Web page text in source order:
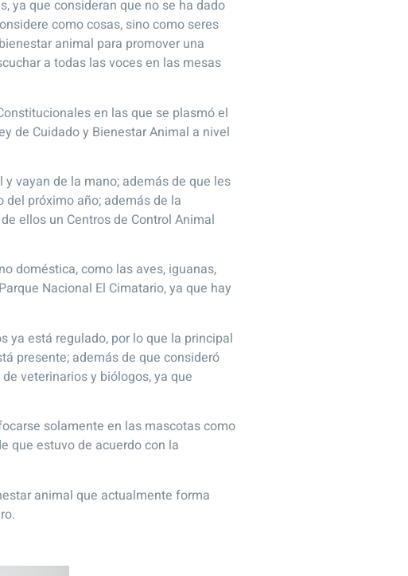
ya que consideran que no se ha dado
como cosas, sino como seres
animal para promover una
a todas las voces en las mesas
en las que se plasmó el
de Cuidado y Bienestar Animal a nivel
vayan de la mano; además de que les
próximo año; además de la
ellos un Centros de Control Animal
doméstica, como las aves, iguanas,
Nacional El Cimatario, ya que hay
ya está regulado, por lo que la principal
presente; además de que consideró
veterinarios y biólogos, ya que
solamente en las mascotas como
que estuvo de acuerdo con la
animal que actualmente forma